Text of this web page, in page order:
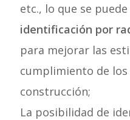
etc., lo que se
identificación por
para mejorar las
cumplimiento de
construcción;
La posibilidad de